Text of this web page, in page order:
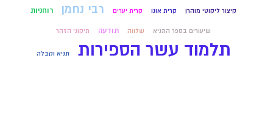
קיצור ליקוטי מוהרן קרית אונו קרית יערים רבי נחמן רוחניות
שיעורים בספר התניא שלווה תודעה תיקוני הזהר
תלמוד עשר הספירות תניא וקבלה